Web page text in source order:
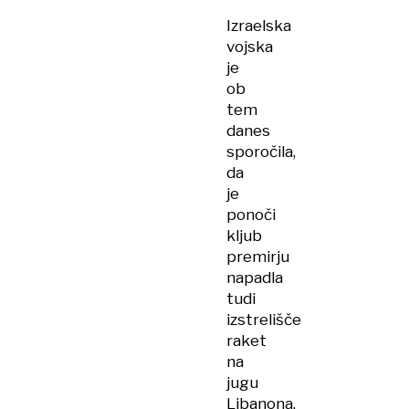
Izraelska
vojska
je
ob
tem
danes
sporočila,
da
je
ponoči
kljub
premirju
napadla
tudi
izstrelišče
raket
na
jugu
Libanona.